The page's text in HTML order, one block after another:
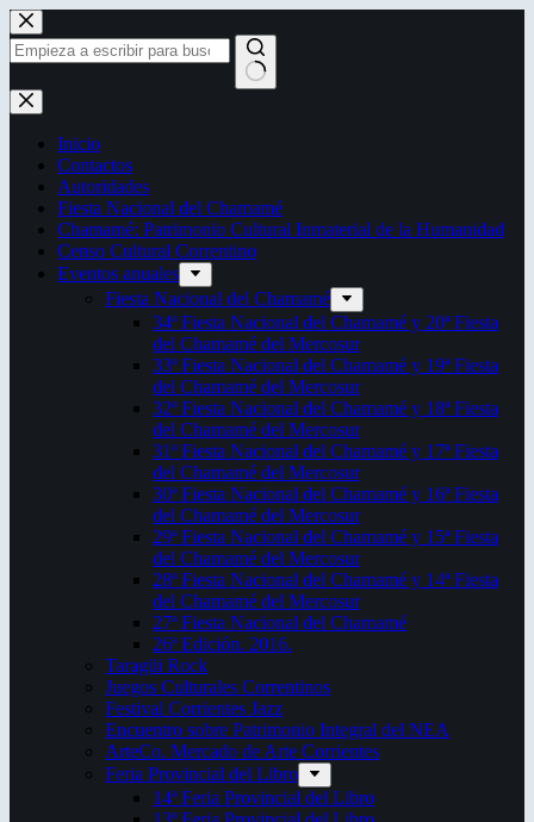
Saltar
al
contenido
Sin
resultados
Inicio
Contactos
Autoridades
Fiesta Nacional del Chamamé
Chamamé: Patrimonio Cultural Inmaterial de la Humanidad
Censo Cultural Correntino
Eventos anuales
Fiesta Nacional del Chamamé
34ª Fiesta Nacional del Chamamé y 20ª Fiesta
del Chamamé del Mercosur
33ª Fiesta Nacional del Chamamé y 19ª Fiesta
del Chamamé del Mercosur
32ª Fiesta Nacional del Chamamé y 18ª Fiesta
del Chamamé del Mercosur
31ª Fiesta Nacional del Chamamé y 17ª Fiesta
del Chamamé del Mercosur
30ª Fiesta Nacional del Chamamé y 16ª Fiesta
del Chamamé del Mercosur
29ª Fiesta Nacional del Chamamé y 15ª Fiesta
del Chamamé del Mercosur
28ª Fiesta Nacional del Chamamé y 14ª Fiesta
del Chamamé del Mercosur
27ª Fiesta Nacional del Chamamé
26ª Edición. 2016.
Taragüi Rock
Juegos Culturales Correntinos
Festival Corrientes Jazz
Encuentro sobre Patrimonio Integral del NEA
ArteCo. Mercado de Arte Corrientes
Feria Provincial del Libro
14ª Feria Provincial del Libro